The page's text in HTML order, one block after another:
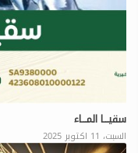
سقيـــا المـــاء
السبت، 11 اكتوبر 2025